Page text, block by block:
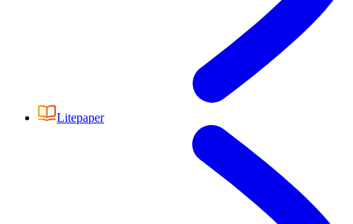
Litepaper